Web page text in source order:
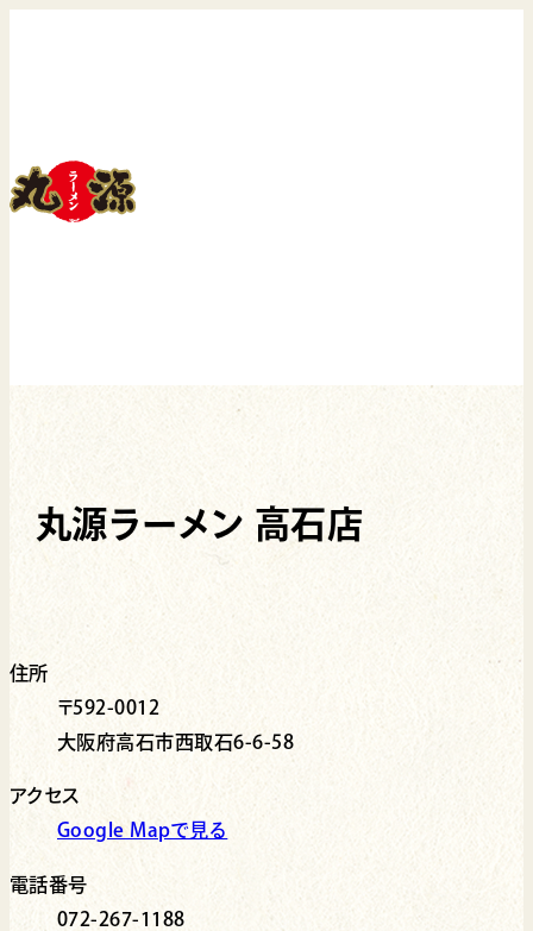
丸源ラーメン 高石店
住所
〒592-0012
大阪府高石市西取石6-6-58
アクセス
Google Mapで見る
電話番号
072-267-1188